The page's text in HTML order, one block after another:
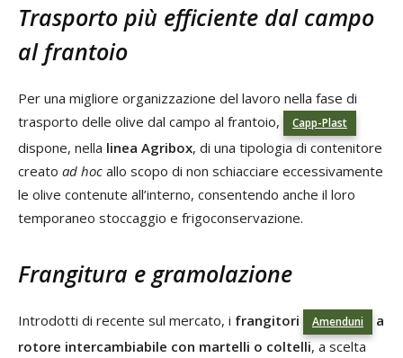
Trasporto più efficiente dal campo
al frantoio
Per una migliore organizzazione del lavoro nella fase di
trasporto delle olive dal campo al frantoio,
Capp-Plast
dispone, nella linea Agribox, di una tipologia di contenitore
creato ad hoc allo scopo di non schiacciare eccessivamente
le olive contenute all’interno, consentendo anche il loro
temporaneo stoccaggio e frigoconservazione.
Frangitura e gramolazione
Introdotti di recente sul mercato, i frangitori Amenduni
a
rotore intercambiabile con martelli o coltelli, a scelta